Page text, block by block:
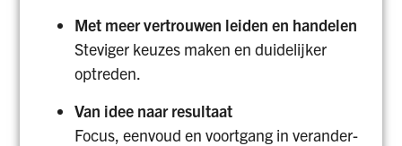
Met meer vertrouwen leiden en handelen
Steviger keuzes maken en duidelijker
optreden.
Van idee naar resultaat
Focus, eenvoud en voortgang in verander-